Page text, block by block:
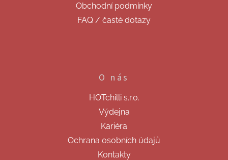
Obchodní podmínky
FAQ / časté dotazy
O nás
HOTchilli s.r.o.
Výdejna
Kariéra
Ochrana osobních údajů
Kontakty